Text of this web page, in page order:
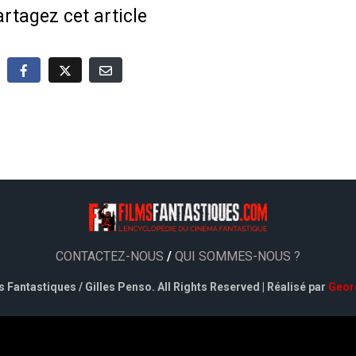
cet article
CONTACTEZ-NOUS / QUI SOMMES-NOUS ?
Fantastiques / Gilles Penso. All Rights Reserved | Réalisé par